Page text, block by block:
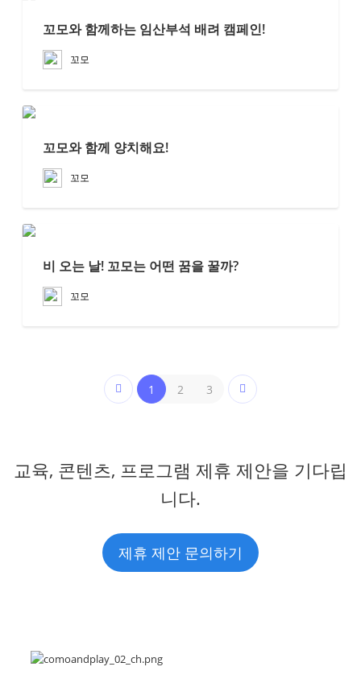
꼬모와 함께하는 임산부석 배려 캠페인!
꼬모
꼬모와 함께 양치해요!
꼬모
비 오는 날! 꼬모는 어떤 꿈을 꿀까?
꼬모
1 2 3
교육, 콘텐츠, 프로그램 제휴 제안을 기다립
니다.
제휴 제안 문의하기